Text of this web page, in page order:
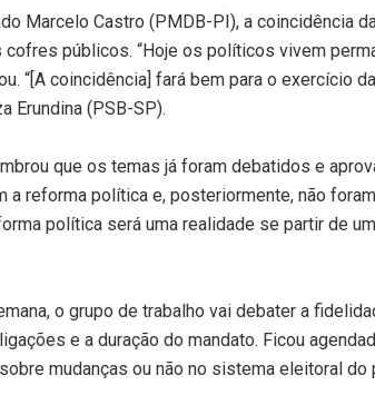
Marcelo Castro (PMDB-PI), a coincidência
cofres públicos. “Hoje os políticos vivem
“[A coincidência] fará bem para o exercício
Erundina (PSB-SP).
que os temas já foram debatidos e
a reforma política e, posteriormente, não
política será uma realidade se partir de
o grupo de trabalho vai debater a
e a duração do mandato. Ficou
mudanças ou não no sistema eleitoral do